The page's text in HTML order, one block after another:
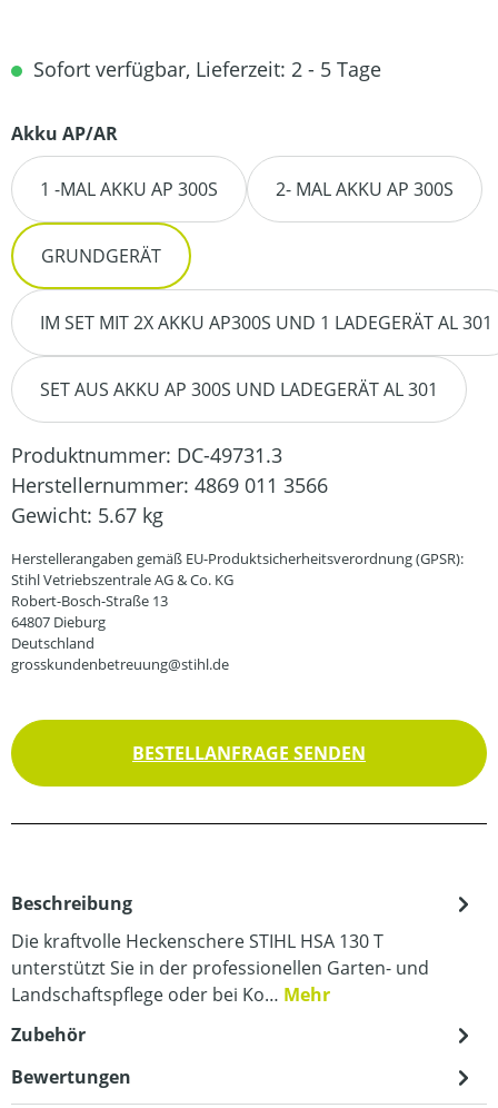
Sofort verfügbar, Lieferzeit: 2 - 5 Tage
Akku AP/AR
1 -MAL AKKU AP 300S 2- MAL AKKU AP 300S
GRUNDGERÄT
IM SET MIT 2X AKKU AP300S UND 1 LADEGERÄT AL 301
SET AUS AKKU AP 300S UND LADEGERÄT AL 301
Produktnummer: DC-49731.3
Herstellernummer: 4869 011 3566
Gewicht: 5.67 kg
Herstellerangaben gemäß EU-Produktsicherheitsverordnung (GPSR):
Stihl Vetriebszentrale AG & Co. KG
Robert-Bosch-Straße 13
64807 Dieburg
Deutschland
grosskundenbetreuung@stihl.de
BESTELLANFRAGE SENDEN
Beschreibung
Die kraftvolle Heckenschere STIHL HSA 130 T
unterstützt Sie in der professionellen Garten- und
Landschaftspflege oder bei Ko… Mehr
Zubehör
Bewertungen